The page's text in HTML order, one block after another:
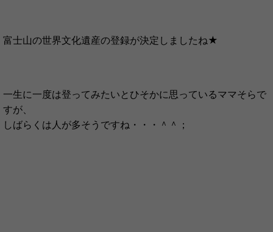
富士山の世界文化遺産の登録が決定しましたね★
一生に一度は登ってみたいとひそかに思っているママそらで
すが、
しばらくは人が多そうですね・・・＾＾；